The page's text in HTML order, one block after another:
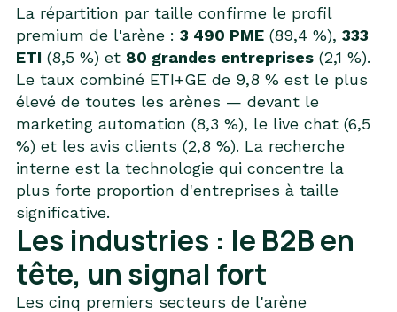
La répartition par taille confirme le profil
premium de l'arène : 3 490 PME (89,4 %), 333
ETI (8,5 %) et 80 grandes entreprises (2,1 %).
Le taux combiné ETI+GE de 9,8 % est le plus
élevé de toutes les arènes — devant le
marketing automation (8,3 %), le live chat (6,5
%) et les avis clients (2,8 %). La recherche
interne est la technologie qui concentre la
plus forte proportion d'entreprises à taille
significative.
Les industries : le B2B en
tête, un signal fort
Les cinq premiers secteurs de l'arène